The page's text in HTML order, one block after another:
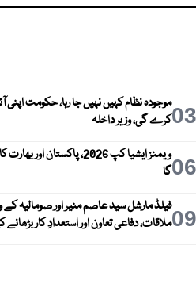
03موجودہ نظام کہیں نہیں جا رہا، حکومت
کرے گی، وزیر داخلہ
06
ویمنز ایشیا کپ 2026، پاکستان
گا
09فیلڈ مارشل سید عاصم منیر اور صومالیہ کے
ملاقات، دفاعی تعاون اور استعدادِ کار